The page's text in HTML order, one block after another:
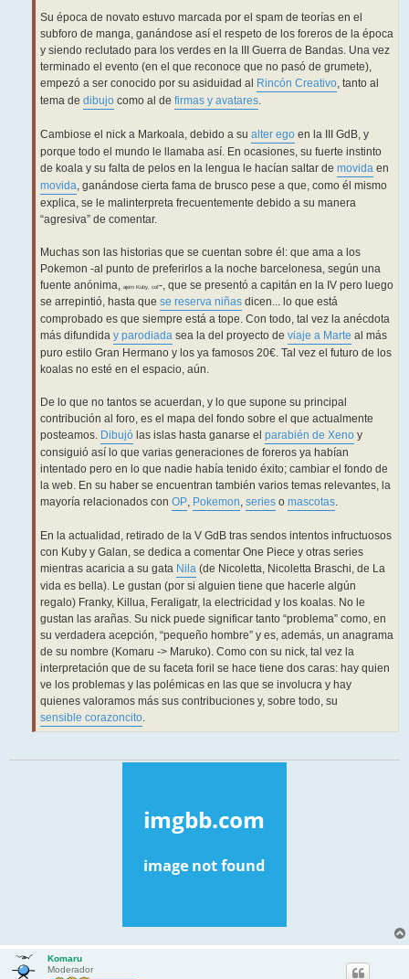
Su época de novato estuvo marcada por el spam de teorías en el
subforo de manga, ganándose así el respeto de los foreros de la época
y siendo reclutado para los verdes en la III Guerra de Bandas. Una vez
terminado el evento (en el que reconoce que no pasó de grumete),
empezó a ser conocido por su asiduidad al Rincón Creativo, tanto al
tema de dibujo como al de firmas y avatares.
Cambiose el nick a Markoala, debido a su alter ego en la III GdB, y
porque todo el mundo le llamaba así. En ocasiones, su fuerte instinto
de koala y su falta de pelos en la lengua le hacían saltar de movida en
movida, ganándose cierta fama de brusco pese a que, como él mismo
explica, se le malinterpreta frecuentemente debido a su manera
“agresiva” de comentar.
Muchas son las historias que se cuentan sobre él: que ama a los
Pokemon -al punto de preferirlos a la noche barcelonesa, según una
fuente anónima, ajem Kuby, cof-, que se presentó a capitán en la IV pero luego
se arrepintió, hasta que se reserva niñas dicen... lo que está
comprobado es que siempre está a tope. Con todo, tal vez la anécdota
más difundida y parodiada sea la del proyecto de viaje a Marte al más
puro estilo Gran Hermano y los ya famosos 20€. Tal vez el futuro de los
koalas no esté en el espacio, aún.
De lo que no tantos se acuerdan, y lo que supone su principal
contribución al foro, es el mapa del fondo sobre el que actualmente
posteamos. Dibujó las islas hasta ganarse el parabién de Xeno y
consiguió así lo que varias generaciones de foreros ya habían
intentado pero en lo que nadie había tenido éxito; cambiar el fondo de
la web. En su haber se encuentran también varios temas relevantes, la
mayoría relacionados con OP, Pokemon, series o mascotas.
En la actualidad, retirado de la V GdB tras sendos intentos infructuosos
con Kuby y Galan, se dedica a comentar One Piece y otras series
mientras acaricia a su gata Nila (de Nicoletta, Nicoletta Braschi, de La
vida es bella). Le gustan (por si alguien tiene que hacerle algún
regalo) Franky, Killua, Feraligatr, la electricidad y los koalas. No le
gustan las arañas. Su nick puede significar tanto “problema” como, en
su verdadera acepción, “pequeño hombre” y es, además, un anagrama
de su nombre (Komaru -> Maruko). Como con su nick, tal vez la
interpretación que de su faceta foril se hace tiene dos caras: hay quien
ve los problemas y las polémicas en las que se involucra y hay
quienes valoramos más sus contribuciones y, sobre todo, su
sensible corazoncito.
Komaru
Moderador